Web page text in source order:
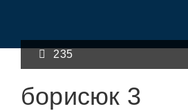
235
борисюк 3